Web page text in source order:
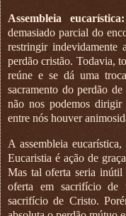
Assembleia
demasiado parcial do
restringir indevidamente
perdão cristão. Todavia,
reúne e se dá uma
sacramento do perdão
não nos podemos
entre nós houver
A assembleia
Eucaristia é ação de
Mas tal oferta seria inútil
oferta em sacrifício de
sacrifício de Cristo.